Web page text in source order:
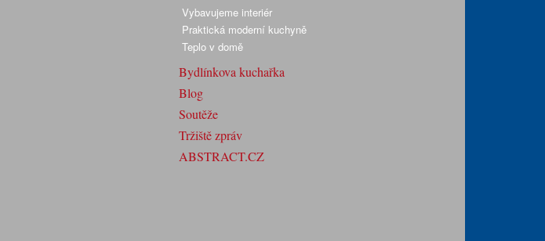
Vybavujeme interiér
Praktická moderní kuchyně
Teplo v domě
Bydlínkova kuchařka
Blog
Soutěže
Tržiště zpráv
ABSTRACT.CZ